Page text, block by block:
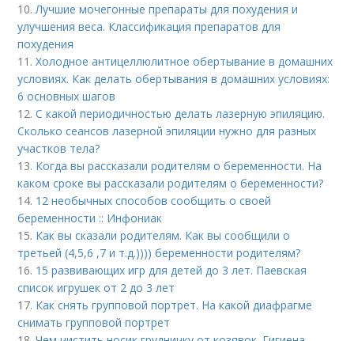
10.Лучшие мочегонные препараты для похудения и
улучшения веса. Классификация препаратов для
похудения
11.Холодное антицеллюлитное обертывание в домашних
условиях. Как делать обертывания в домашних условиях:
6 основных шагов
12.С какой периодичностью делать лазерную эпиляцию.
Сколько сеансов лазерной эпиляции нужно для разных
участков тела?
13. Когда вы рассказали родителям о беременности. На
каком сроке вы рассказали родителям о беременности?
14. 12 необычных способов сообщить о своей
беременности :: Инфониак
15. Как вы сказали родителям. Как вы сообщили о
третьей (4,5,6 ,7 и т.д.)))) беременности родителям?
16. 15 развивающих игр для детей до 3 лет. Паевская
список игрушек от 2 до 3 лет
17. Как снять групповой портрет. На какой диафрагме
снимать групповой портрет